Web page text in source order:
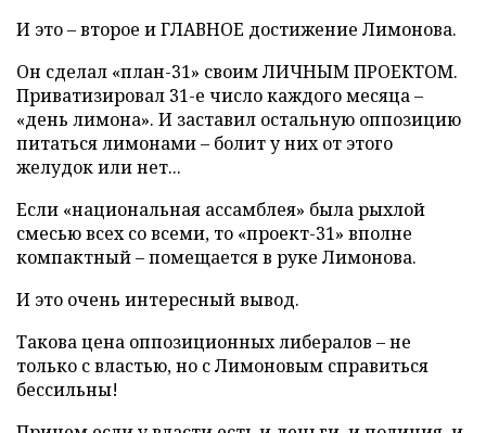
И это – второе и ГЛАВНОЕ достижение Лимонова.
Он сделал «план-31» своим ЛИЧНЫМ ПРОЕКТОМ.
Приватизировал 31-е число каждого месяца –
«день лимона». И заставил остальную оппозицию
питаться лимонами – болит у них от этого
желудок или нет...
Если «национальная ассамблея» была рыхлой
смесью всех со всеми, то «проект-31» вполне
компактный – помещается в руке Лимонова.
И это очень интересный вывод.
Такова цена оппозиционных либералов – не
только с властью, но с Лимоновым справиться
бессильны!